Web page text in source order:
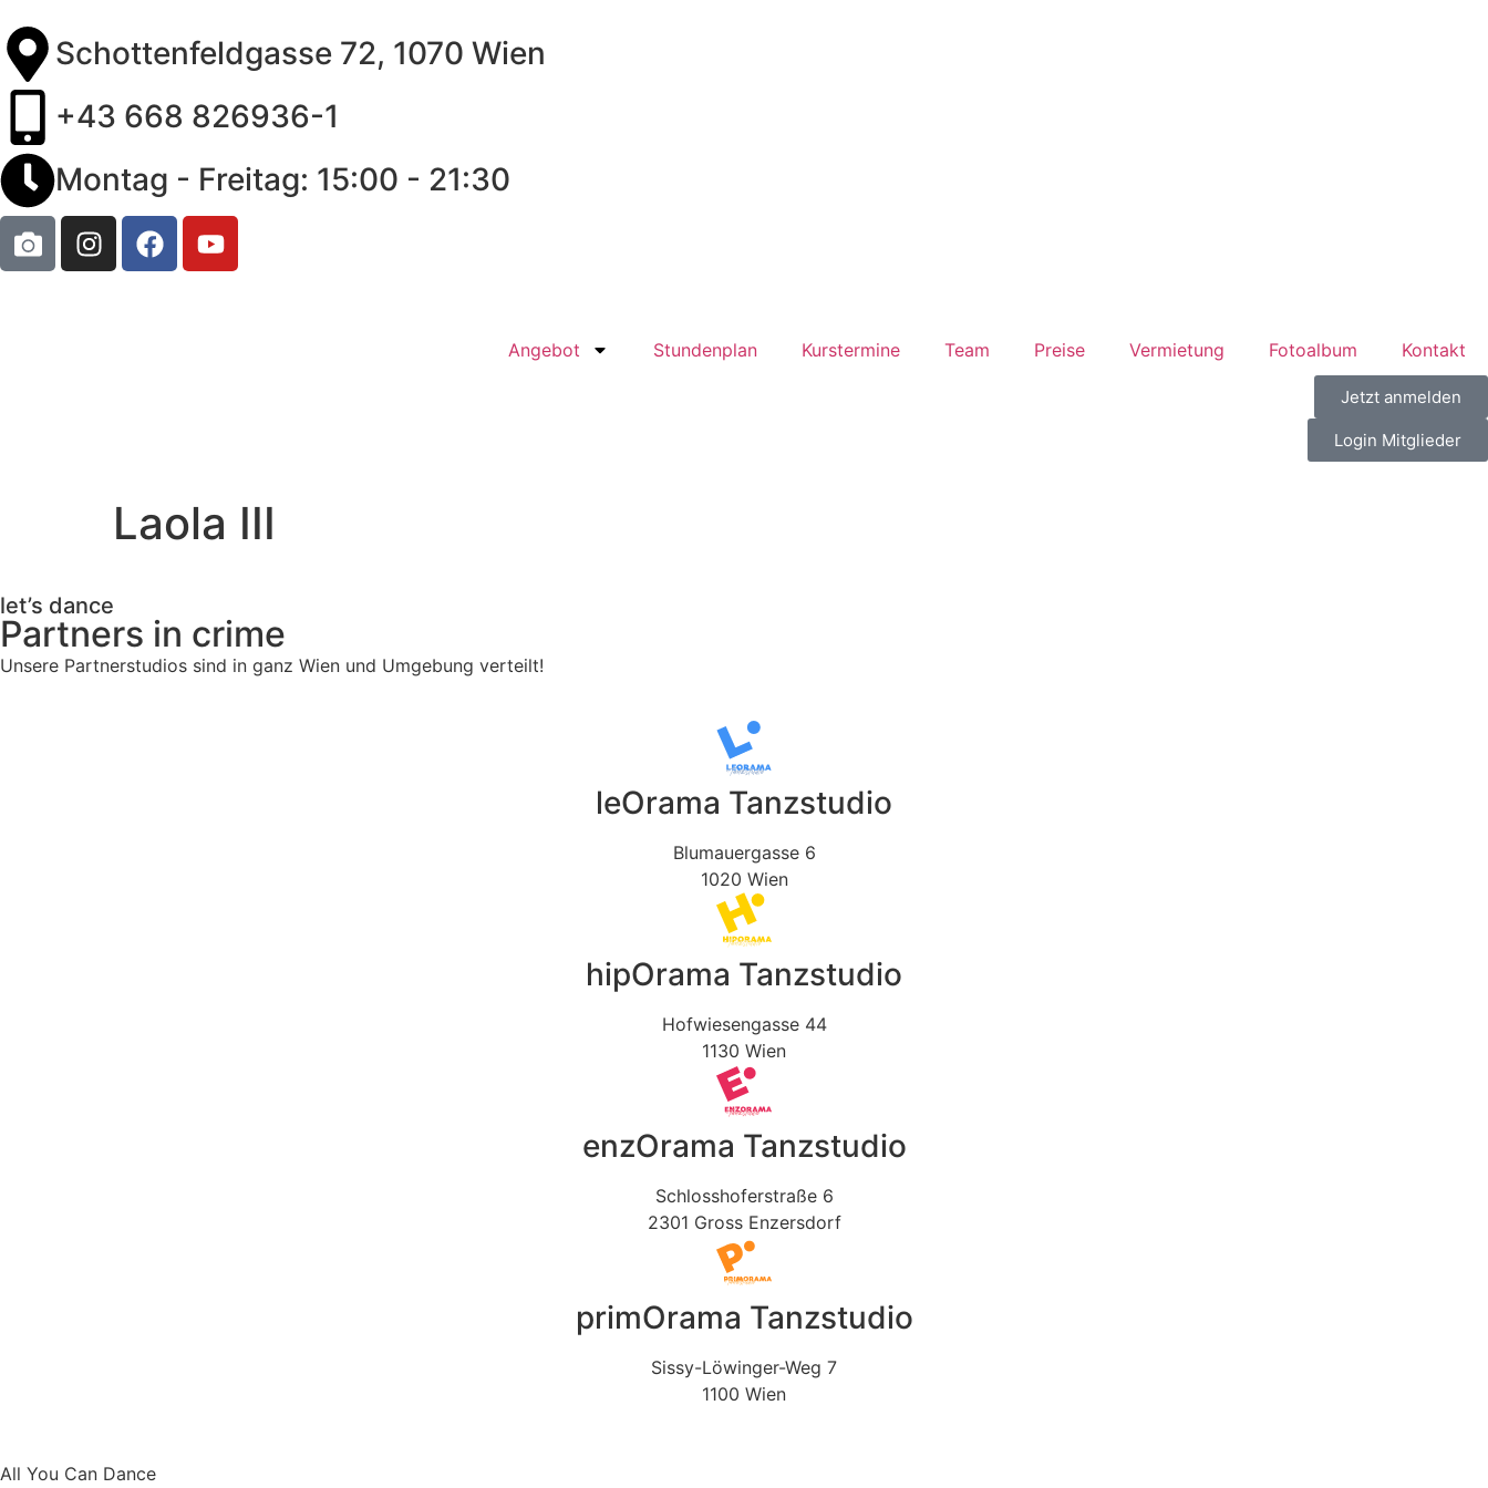
Schottenfeldgasse 72, 1070 Wien
+43 668 826936-1
Montag - Freitag: 15:00 - 21:30
Angebot Stundenplan Kurstermine Team Preise Vermietung Fotoalbum Kontakt
Jetzt anmelden
Login Mitglieder
Laola III
let’s dance
Partners in crime
Unsere Partnerstudios sind in ganz Wien und Umgebung verteilt!
leOrama Tanzstudio
Blumauergasse 6
1020 Wien
hipOrama Tanzstudio
Hofwiesengasse 44
1130 Wien
enzOrama Tanzstudio
Schlosshoferstraße 6
2301 Gross Enzersdorf
primOrama Tanzstudio
Sissy-Löwinger-Weg 7
1100 Wien
All You Can Dance